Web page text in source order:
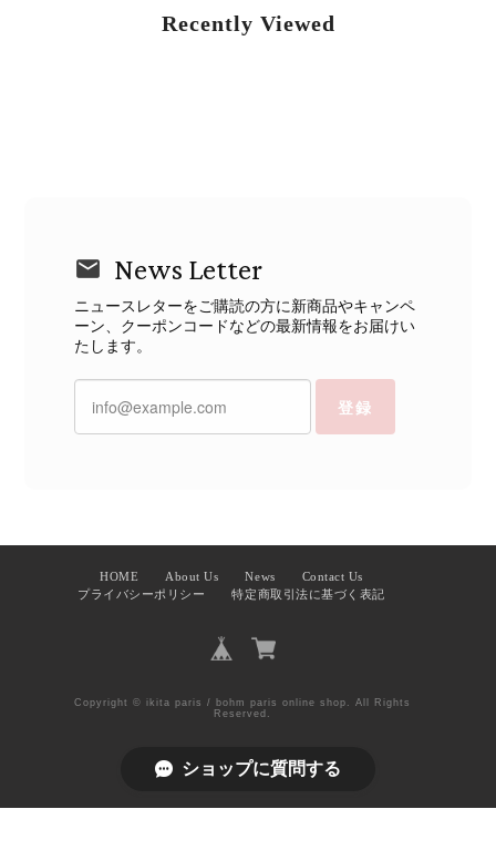
Recently Viewed
News Letter
ニュースレターをご購読の方に新商品やキャンペ
ーン、クーポンコードなどの最新情報をお届けい
たします。
登録
HOME About Us News
Contact Us
プライバシーポリシー
特定商取引法に基づく表記
Copyright © ikita paris / bohm paris online shop. All Rights
Reserved.
ショップに質問する